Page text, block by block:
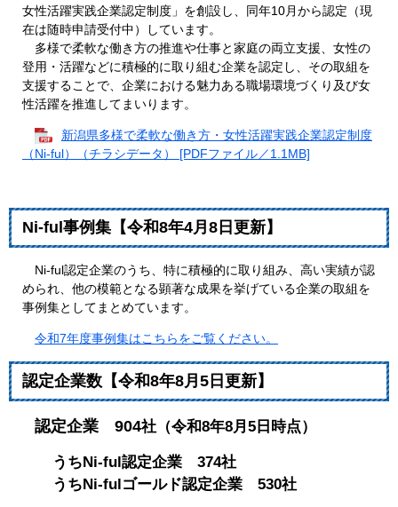
女性活躍実践企業認定制度」を創設し、同年10月から認定（現
在は随時申請受付中）しています。
多様で柔軟な働き方の推進や仕事と家庭の両立支援、女性の
登用・活躍などに積極的に取り組む企業を認定し、その取組を
支援することで、企業における魅力ある職場環境づくり及び女
性活躍を推進してまいります。
新潟県多様で柔軟な働き方・女性活躍実践企業認定制度
（Ni-ful）（チラシデータ） [PDFファイル／1.1MB]
Ni-ful事例集【令和8年4月8日更新】
Ni-ful認定企業のうち、特に積極的に取り組み、高い実績が認
められ、他の模範となる顕著な成果を挙げている企業の取組を
事例集としてまとめています。
令和7年度事例集はこちらをご覧ください。
認定企業数【令和8年8月5日更新】
認定企業 904社（令和8年8月5日時点）
うちNi-ful認定企業 374社
うちNi-fulゴールド認定企業 530社